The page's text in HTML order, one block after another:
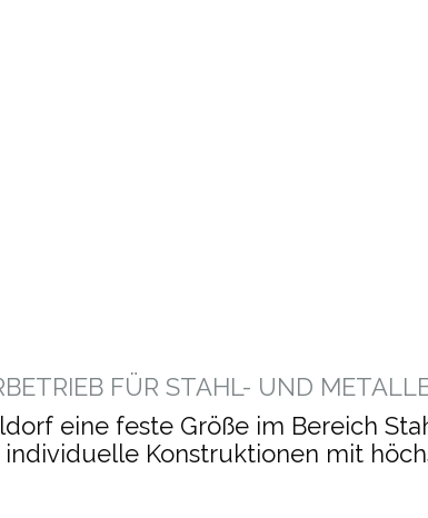
FÜR STAHL- UND
eine feste Größe im Bereich
Konstruktionen mit